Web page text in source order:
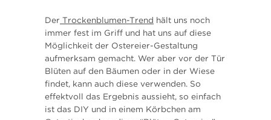
Der Trockenblumen-Trend hält uns noch
immer fest im Griff und hat uns auf diese
Möglichkeit der Ostereier-Gestaltung
aufmerksam gemacht. Wer aber vor der Tür
Blüten auf den Bäumen oder in der Wiese
findet, kann auch diese verwenden. So
effektvoll das Ergebnis aussieht, so einfach
ist das DIY und in einem Körbchen am